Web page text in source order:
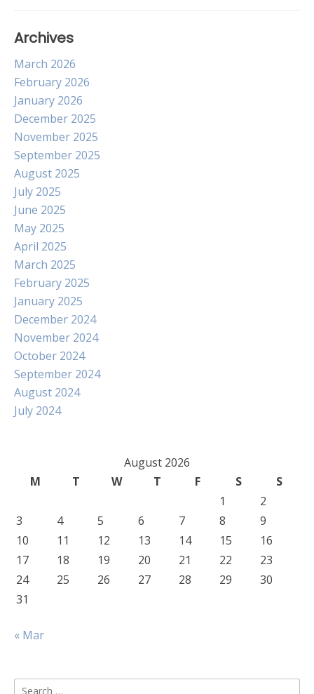
Archives
March 2026
February 2026
January 2026
December 2025
November 2025
September 2025
August 2025
July 2025
June 2025
May 2025
April 2025
March 2025
February 2025
January 2025
December 2024
November 2024
October 2024
September 2024
August 2024
July 2024
August 2026
M
T W T F S
S
1
2
3
4 5 6 7 8
9
10
11 12 13 14 15
16
17
18 19 20 21 22
23
24
25 26 27 28 29
30
31
« Mar
Search